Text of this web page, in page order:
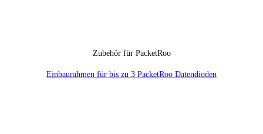
Zubehör für PacketRoo
Einbaurahmen für bis zu 3 PacketRoo Datendioden